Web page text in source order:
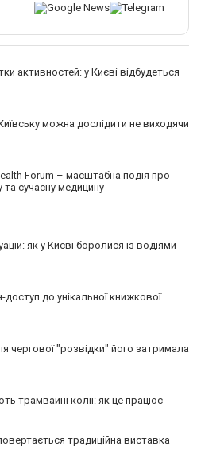
активностей: у Києві відбудеться
можна дослідити не виходячи
Forum – масштабна подія про
сучасну медицину
як у Києві боролися із водіями-
до унікальної книжкової
чергової "розвідки" його затримала
трамвайні колії: як це працює
традиційна виставка